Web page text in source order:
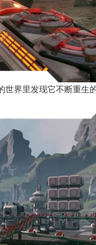
界里发现它不断重生的